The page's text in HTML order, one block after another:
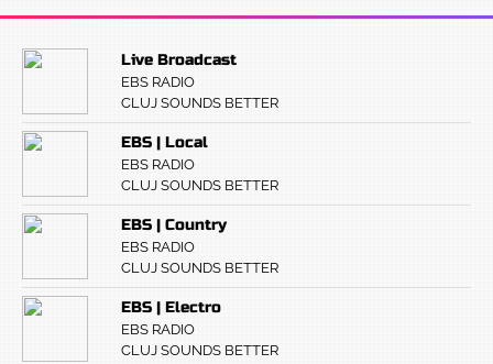
Live Broadcast
EBS RADIO
CLUJ SOUNDS BETTER
EBS | Local
EBS RADIO
CLUJ SOUNDS BETTER
EBS | Country
EBS RADIO
CLUJ SOUNDS BETTER
EBS | Electro
EBS RADIO
CLUJ SOUNDS BETTER